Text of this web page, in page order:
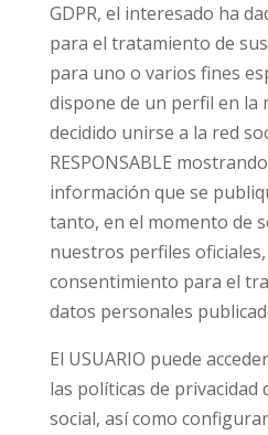
GDPR, el interesado ha
para el tratamiento de
para uno o varios fines
dispone de un perfil en la
decidido unirse a la red
RESPONSABLE
información que se
tanto, en el momento de
nuestros perfiles
consentimiento para el
datos personales
El USUARIO puede
las políticas de privacidad
social, así como